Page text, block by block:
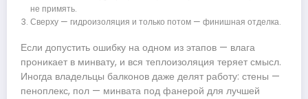
не примять.
Сверху — гидроизоляция и только потом — финишная отделка.
Если допустить ошибку на одном из этапов — влага
проникает в минвату, и вся теплоизоляция теряет смысл.
Иногда владельцы балконов даже делят работу: стены —
пеноплекс, пол — минвата под фанерой для лучшей